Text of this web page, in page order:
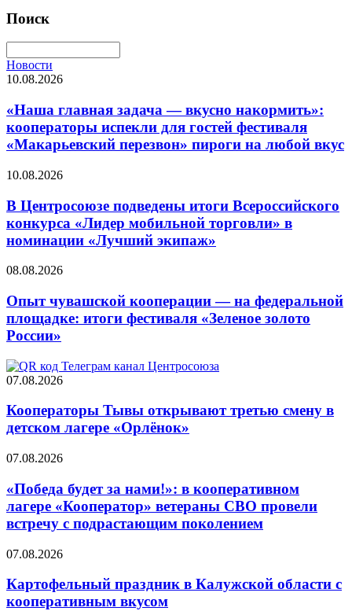
Поиск
Новости
10.08.2026
«Наша главная задача — вкусно накормить»:
кооператоры испекли для гостей фестиваля
«Макарьевский перезвон» пироги на любой вкус
10.08.2026
В Центросоюзе подведены итоги Всероссийского
конкурса «Лидер мобильной торговли» в
номинации «Лучший экипаж»
08.08.2026
Опыт чувашской кооперации — на федеральной
площадке: итоги фестиваля «Зеленое золото
России»
07.08.2026
Кооператоры Тывы открывают третью смену в
детском лагере «Орлёнок»
07.08.2026
«Победа будет за нами!»: в кооперативном
лагере «Кооператор» ветераны СВО провели
встречу с подрастающим поколением
07.08.2026
Картофельный праздник в Калужской области с
кооперативным вкусом